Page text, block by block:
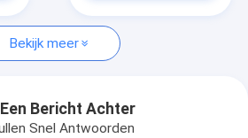
Bekijk meer
Bericht Achter
Snel Antwoorden